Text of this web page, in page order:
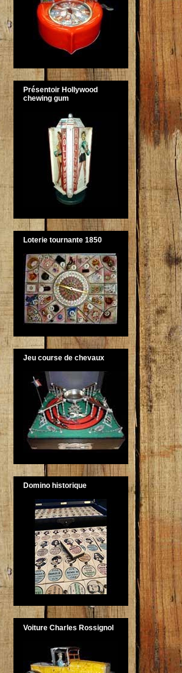
Présentoir Hollywood
chewing gum
Loterie tournante 1850
Jeu course de chevaux
Domino historique
Voiture Charles Rossignol